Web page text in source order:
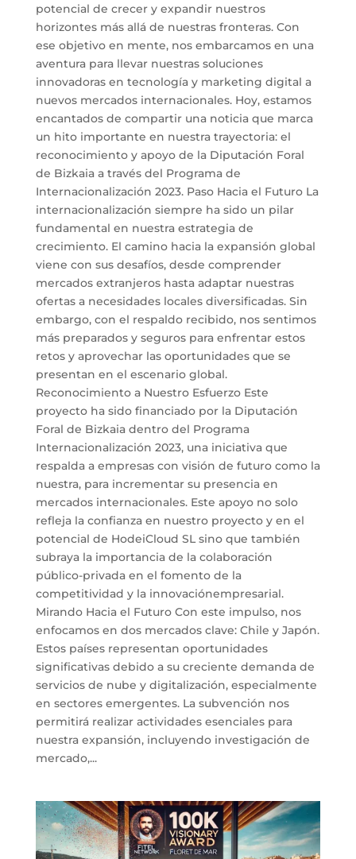
potencial de crecer y expandir nuestros
horizontes más allá de nuestras fronteras. Con
ese objetivo en mente, nos embarcamos en una
aventura para llevar nuestras soluciones
innovadoras en tecnología y marketing digital a
nuevos mercados internacionales. Hoy, estamos
encantados de compartir una noticia que marca
un hito importante en nuestra trayectoria: el
reconocimiento y apoyo de la Diputación Foral
de Bizkaia a través del Programa de
Internacionalización 2023. Paso Hacia el Futuro La
internacionalización siempre ha sido un pilar
fundamental en nuestra estrategia de
crecimiento. El camino hacia la expansión global
viene con sus desafíos, desde comprender
mercados extranjeros hasta adaptar nuestras
ofertas a necesidades locales diversificadas. Sin
embargo, con el respaldo recibido, nos sentimos
más preparados y seguros para enfrentar estos
retos y aprovechar las oportunidades que se
presentan en el escenario global.
Reconocimiento a Nuestro Esfuerzo Este
proyecto ha sido financiado por la Diputación
Foral de Bizkaia dentro del Programa
Internacionalización 2023, una iniciativa que
respalda a empresas con visión de futuro como la
nuestra, para incrementar su presencia en
mercados internacionales. Este apoyo no solo
refleja la confianza en nuestro proyecto y en el
potencial de HodeiCloud SL sino que también
subraya la importancia de la colaboración
público-privada en el fomento de la
competitividad y la innovaciónempresarial.
Mirando Hacia el Futuro Con este impulso, nos
enfocamos en dos mercados clave: Chile y Japón.
Estos países representan oportunidades
significativas debido a su creciente demanda de
servicios de nube y digitalización, especialmente
en sectores emergentes. La subvención nos
permitirá realizar actividades esenciales para
nuestra expansión, incluyendo investigación de
mercado,...